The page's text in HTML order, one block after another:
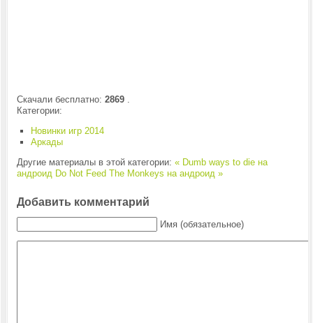
Скачали бесплатно: 2869.
Категории:
Новинки игр 2014
Аркады
Другие материалы в этой категории: « Dumb ways to die на
андроид Do Not Feed The Monkeys на андроид »
Добавить комментарий
Имя (обязательное)